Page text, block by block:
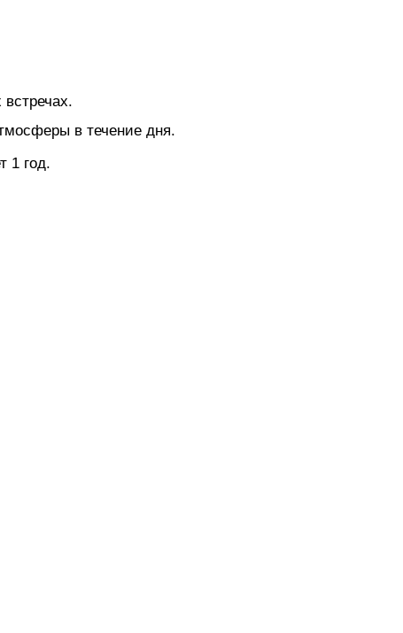
в течение дня.
1 год.